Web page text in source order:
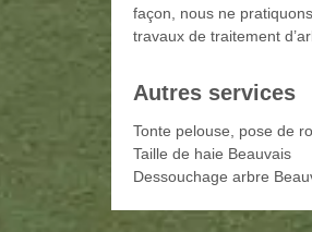
façon, nous ne
travaux de traitement
Autres services
Tonte pelouse, pose de
Taille de haie Beauvais
Dessouchage arbre